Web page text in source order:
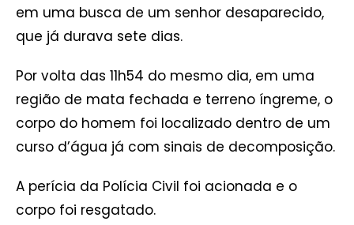
em uma busca de um senhor desaparecido,
que já durava sete dias.
Por volta das 11h54 do mesmo dia, em uma
região de mata fechada e terreno íngreme, o
corpo do homem foi localizado dentro de um
curso d’água já com sinais de decomposição.
A perícia da Polícia Civil foi acionada e o
corpo foi resgatado.